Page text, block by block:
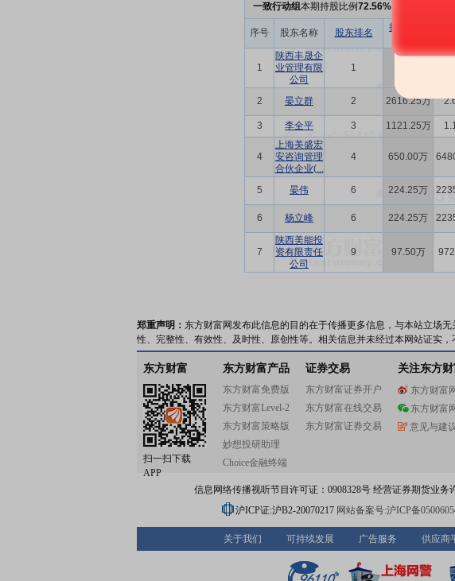
一致行动组本期持股比例72.56%
序号 股东名称 股东排名
持股数量
1
陕西丰晟企
业管理有限
公司
1
2 晏立群 2 2616.25万
3 李全平 3 1121.25万
4
上海美盛宏
安咨询管理
合伙企业(...
4 650.00万
5 晏伟 6 224.25万
6 杨立峰 6 224.25万
7
陕西美能投
资有限责任
公司
9 97.50万
郑重声明： 东方财富网发布此信息的目的在于传播更多信息，与本站立场
性、完整性、有效性、及时性、原创性等。相关信息并未经过本网站证实
东方财富
扫一扫下载
APP
东方财富产品
东方财富免费版
东方财富Level-2
东方财富策略版
妙想投研助理
Choice金融终端
证券交易
东方财富证券开户
东方财富在线交易
东方财富证券交易
关注东方财
东方财富
东方财富
意见与建
信息网络传播视听节目许可证：0908328号 经营证券期货业务
沪ICP证:沪B2-20070217 网站备案号:沪ICP备
关于我们 可持续发展 广告服务 供应商